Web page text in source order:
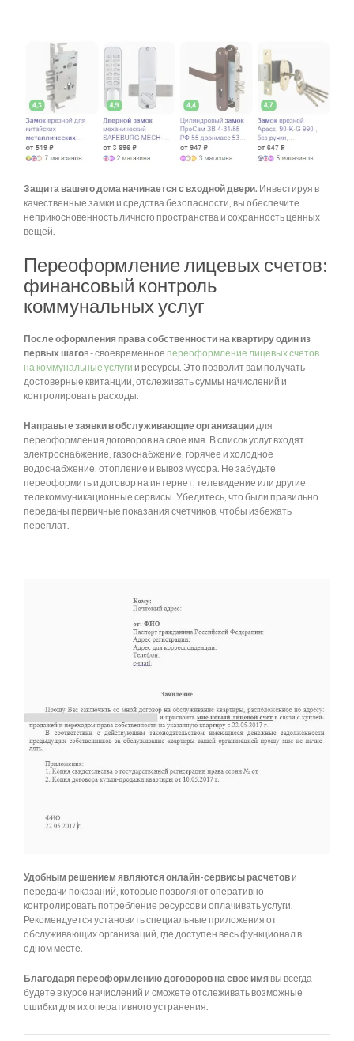
Защита вашего дома начинается с входной двери. Инвестируя в
качественные замки и средства безопасности, вы обеспечите
неприкосновенность личного пространства и сохранность ценных
вещей.
Переоформление лицевых счетов:
финансовый контроль
коммунальных услуг
После оформления права собственности на квартиру один из
первых шагов - своевременное переоформление лицевых счетов
на коммунальные услуги и ресурсы. Это позволит вам получать
достоверные квитанции, отслеживать суммы начислений и
контролировать расходы.
Направьте заявки в обслуживающие организациидля
переоформления договоров на свое имя. В список услуг входят:
электроснабжение, газоснабжение, горячее и холодное
водоснабжение, отопление и вывоз мусора. Не забудьте
переоформить и договор на интернет, телевидение или другие
телекоммуникационные сервисы. Убедитесь, что были правильно
переданы первичные показания счетчиков, чтобы избежать
переплат.
Удобным решением являются онлайн-сервисы расчетов и
передачи показаний, которые позволяют оперативно
контролировать потребление ресурсов и оплачивать услуги.
Рекомендуется установить специальные приложения от
обслуживающих организаций, где доступен весь функционал в
одном месте.
Благодаря переоформлению договоров на свое имя вы всегда
будете в курсе начислений и сможете отслеживать возможные
ошибки для их оперативного устранения.